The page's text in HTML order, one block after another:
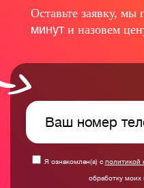
Оставьте заявку, мы
минути назовем
Я ознакомлен(а) с политикой
обработку моих